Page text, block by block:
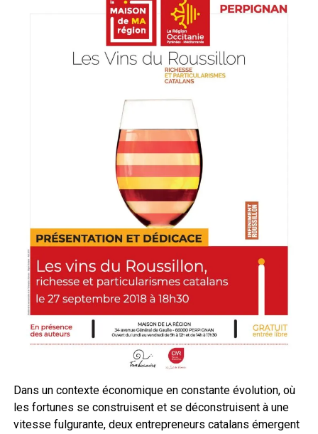
Dans un contexte économique en constante évolution, où
les fortunes se construisent et se déconstruisent à une
vitesse fulgurante, deux entrepreneurs catalans émergent